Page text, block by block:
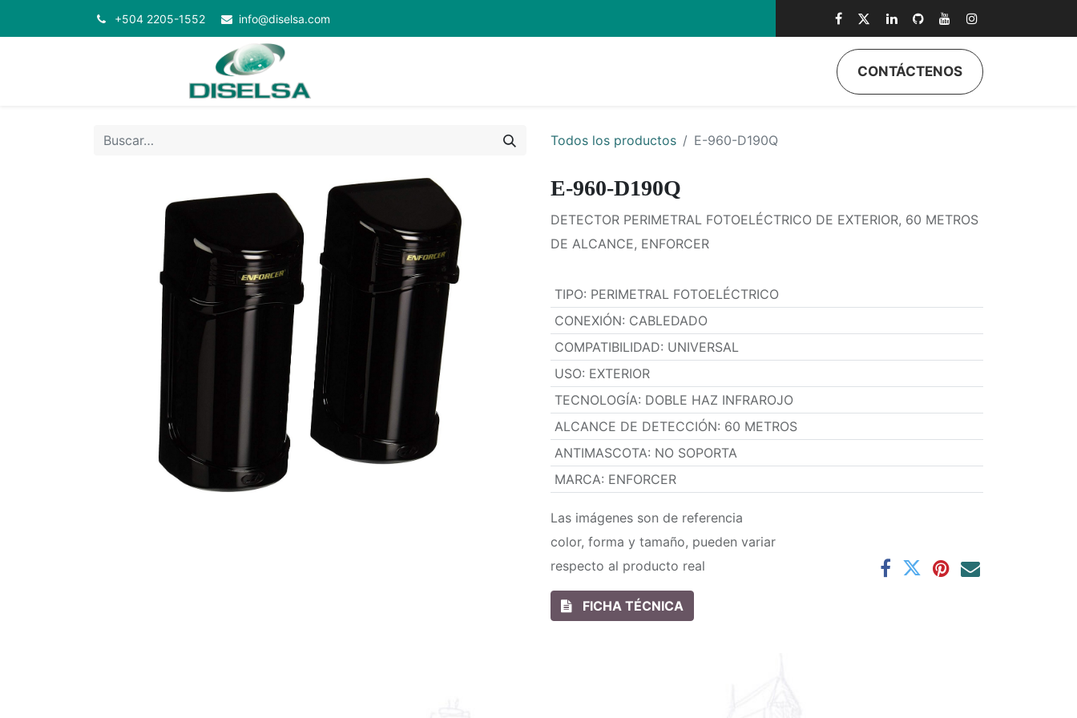
+504 2205-1552 info@diselsa.com
Quiénes Somos Eventos Soporte
CONTÁCTENOS
Todos los productos E-960-D190Q
E-960-D190Q
DETECTOR PERIMETRAL FOTOELÉCTRICO DE EXTERIOR, 60 METROS
DE ALCANCE, ENFORCER
TIPO: PERIMETRAL FOTOELÉCTRICO
CONEXIÓN: CABLEDADO
COMPATIBILIDAD: UNIVERSAL
USO: EXTERIOR
TECNOLOGÍA: DOBLE HAZ INFRAROJO
ALCANCE DE DETECCIÓN: 60 METROS
ANTIMASCOTA: NO SOPORTA
MARCA: ENFORCER
Las imágenes son de referencia
color, forma y tamaño, pueden variar
respecto al producto real
FICHA TÉCNICA